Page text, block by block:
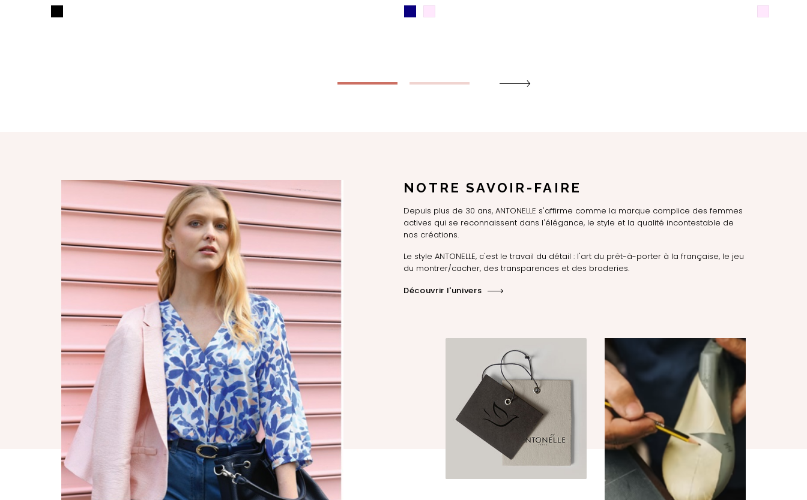
NOTRE SAVOIR-FAIRE
Depuis plus de 30 ans, ANTONELLE s'affirme comme la marque complice des femmes
actives qui se reconnaissent dans l'élégance, le style et la qualité incontestable de
nos créations.
Le style ANTONELLE, c'est le travail du détail : l'art du prêt-à-porter à la française, le jeu
du montrer/cacher, des transparences et des broderies.
Découvrir l'univers